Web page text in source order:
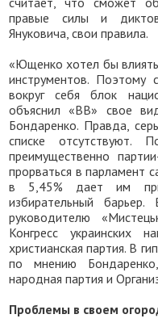
правые силы и
Януковича, свои правила.
«Ющенко хотел бы
инструментов. Поэтому
вокруг себя блок
объяснил «ВВ» свое
Бондаренко. Правда,
списке отсутствуют.
преимущественно
прорваться в парламент
в 5,45% дает им
избирательный
руководителю
Конгресс украинских
христианская партия. В
по мнению
народная партия и
Проблемы в своем